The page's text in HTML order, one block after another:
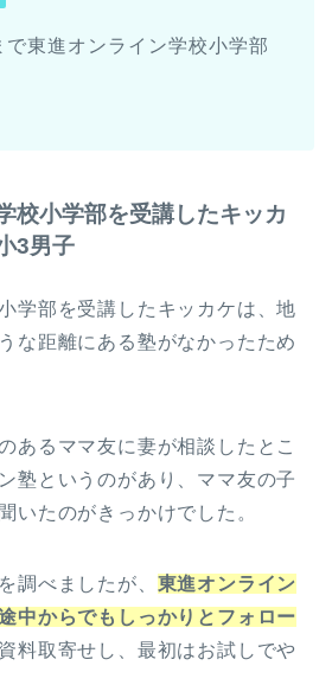
東進オンライン学校小学部
校小学部を受講したキッカ
3男子
学部を受講したキッカケは、地
な距離にある塾がなかったため
あるママ友に妻が相談したとこ
塾というのがあり、ママ友の子
いたのがきっかけでした。
調べましたが、 東進オンライン
中からでもしっかりとフォロー
料取寄せし、最初はお試しでや